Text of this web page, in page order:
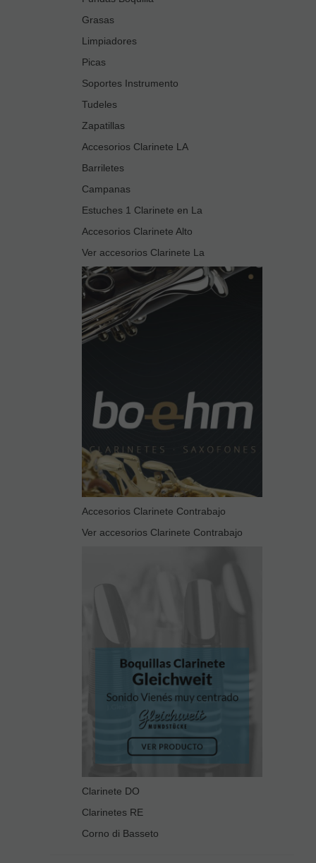
Grasas
Limpiadores
Picas
Soportes Instrumento
Tudeles
Zapatillas
Accesorios Clarinete LA
Barriletes
Campanas
Estuches 1 Clarinete en La
Accesorios Clarinete Alto
Ver accesorios Clarinete La
Accesorios Clarinete Contrabajo
Ver accesorios Clarinete Contrabajo
Clarinete DO
Clarinetes RE
Corno di Basseto